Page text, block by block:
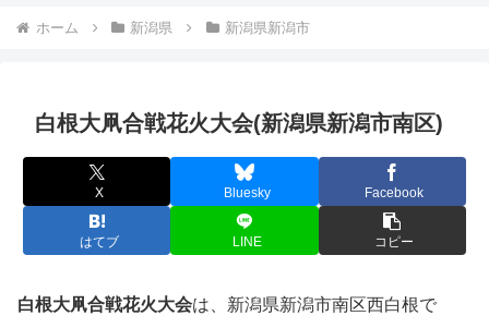
ホーム 新潟県 新潟県新潟市
白根大凧合戦花火大会(新潟県新潟市南区)
X Bluesky Facebook
はてブ LINE コピー
白根大凧合戦花火大会は、新潟県新潟市南区西白根で